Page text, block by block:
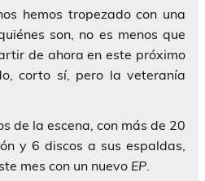
hemos tropezado con una
son, no es menos que
de ahora en este próximo
corto sí, pero la veteranía
de la escena, con más de 20
y 6 discos a sus espaldas,
mes con un nuevo EP.